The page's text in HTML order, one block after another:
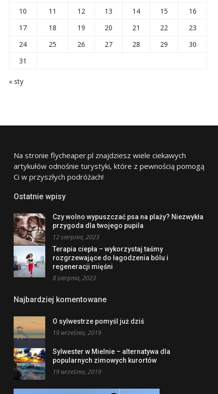
10
11 12 13 14 15
16
17
18 19 20 21 22
23
24
25 26 27 28 29
30
31
« sty
Na stronie flycheaper.pl znajdziesz wiele ciekawych
artykułów odnośnie turystyki, które z pewnością pomogą
Ci w przyszłych podróżach!
Ostatnie wpisy
Czy wolno wypuszczać psa na plaży? Niezwykła
przygoda dla twojego pupila
12 sierpnia, 2023
Terapia ciepła – wykorzystaj taśmy
rozgrzewające do łagodzenia bólu i
regeneracji mięśni
8 sierpnia, 2023
Najbardziej komentowane
O sylwestrze pomyśl już dziś
19 września, 2019
Sylwester w Mielnie – alternatywa dla
popularnych zimowych kurortów
19 września, 2019